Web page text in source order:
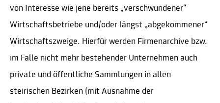
von Interesse wie jene bereits „verschwundener“
Wirtschaftsbetriebe und/oder längst „abgekommener“
Wirtschaftszweige. Hierfür werden Firmenarchive bzw.
im Falle nicht mehr bestehender Unternehmen auch
private und öffentliche Sammlungen in allen
steirischen Bezirken (mit Ausnahme der